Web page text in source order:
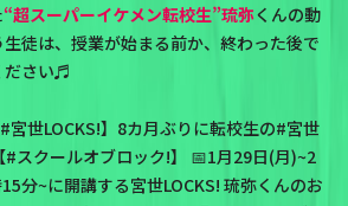
“超スーパーイケメン転校生”琉弥くんの動
徒は、授業が始まる前か、終わった後で
ださい♬
#宮世LOCKS!】8カ月ぶりに転校生の#宮世
#スクールオブロック!】 📅1月29日(月)~2
分~に開講する宮世LOCKS! 琉弥くんのお